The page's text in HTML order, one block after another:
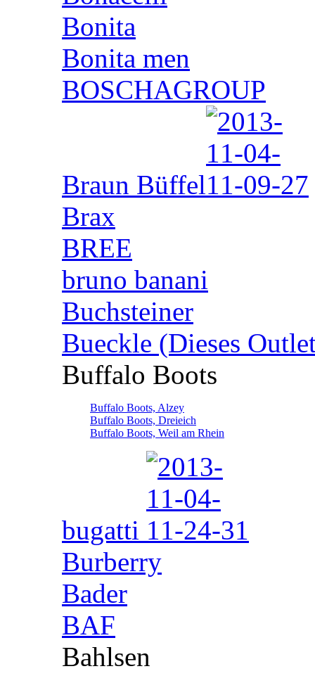
Bonita
Bonita men
BOSCHAGROUP
Braun Büffel
Brax
BREE
bruno banani
Buchsteiner
Bueckle (Dieses
Buffalo Boots
Buffalo Boots, Alzey
Buffalo Boots, Dreieich
Buffalo Boots, Weil am Rhein
bugatti
Burberry
Bader
BAF
Bahlsen